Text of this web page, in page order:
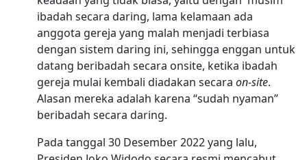
ibadah secara daring, lama kelamaan ada
anggota gereja yang malah menjadi terbiasa
dengan sistem daring ini, sehingga enggan untuk
datang beribadah secara onsite, ketika ibadah
gereja mulai kembali diadakan secara on-site.
Alasan mereka adalah karena “sudah nyaman”
beribadah secara daring.
Pada tanggal 30 Desember 2022 yang lalu,